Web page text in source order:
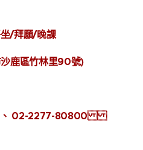
/拜願/晚課
鹿區竹林里90號)
、 02-2277-80800